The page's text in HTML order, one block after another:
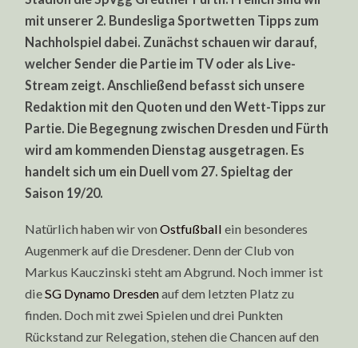
WETT-
TIPPS
FINDEN
mit unserer 2. Bundesliga Sportwetten Tipps zum
Nachholspiel dabei. Zunächst schauen wir darauf,
welcher Sender die Partie im TV oder als Live-
Stream zeigt. Anschließend befasst sich unsere
Redaktion mit den Quoten und den Wett-Tipps zur
Partie. Die Begegnung zwischen Dresden und Fürth
wird am kommenden Dienstag ausgetragen. Es
handelt sich um ein Duell vom 27. Spieltag der
Saison 19/20.
Natürlich haben wir vonOstfußball ein besonderes
Augenmerk auf die Dresdener. Denn der Club von
Markus Kauczinski steht am Abgrund. Noch immer ist
dieSG Dynamo Dresdenauf dem letzten Platz zu
finden. Doch mit zwei Spielen und drei Punkten
Rückstand zur Relegation, stehen die Chancen auf den